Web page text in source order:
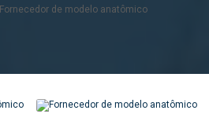
Fornecedor de modelo anatômico